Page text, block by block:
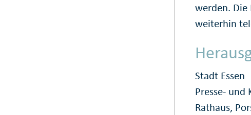
werden.
weiterhin
Stadt Essen
Presse-
Rathaus,